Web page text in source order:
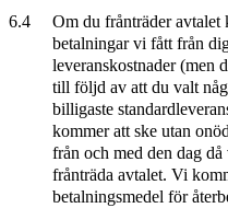
6.4
Om du frånträder avtalet
betalningar vi fått från
leveranskostnader (men
till följd av att du valt
billigaste
kommer att ske utan
från och med den dag
frånträda avtalet. Vi
betalningsmedel för